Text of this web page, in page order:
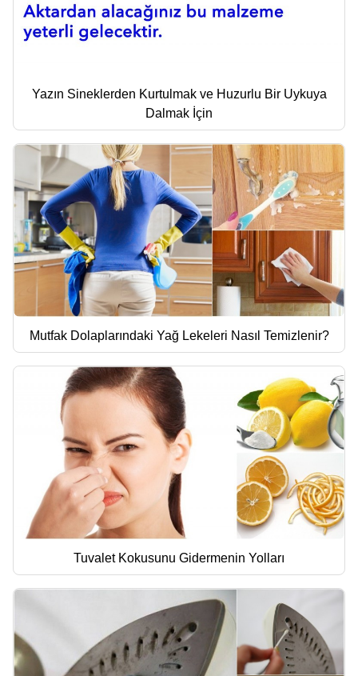
Yazın Sineklerden Kurtulmak ve Huzurlu Bir Uykuya
Dalmak İçin
Mutfak Dolaplarındaki Yağ Lekeleri Nasıl Temizlenir?
Tuvalet Kokusunu Gidermenin Yolları